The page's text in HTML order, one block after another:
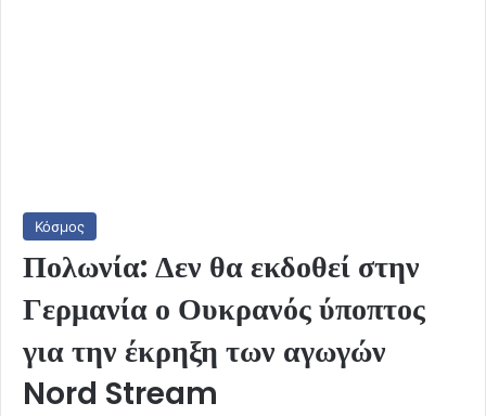
Κόσμος
Πολωνία: Δεν θα εκδοθεί στην
Γερμανία ο Ουκρανός ύποπτος
για την έκρηξη των αγωγών
Nord Stream